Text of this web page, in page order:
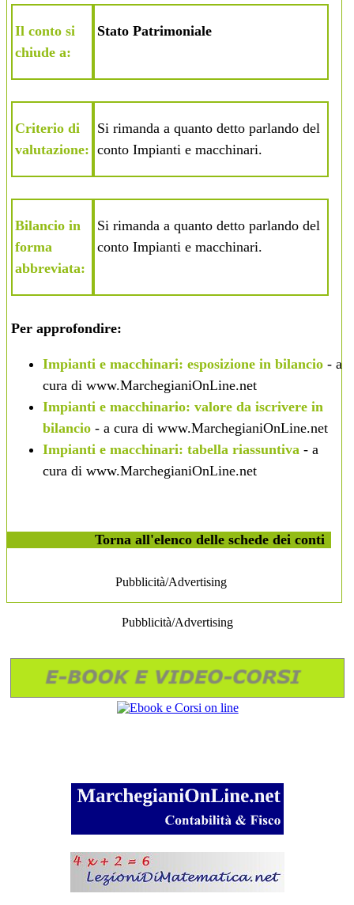
Il conto si
chiude a:
Stato Patrimoniale
Criterio di
valutazione:
Si rimanda a quanto detto parlando del
conto Impianti e macchinari.
Bilancio in
forma
abbreviata:
Si rimanda a quanto detto parlando del
conto Impianti e macchinari.
Per approfondire:
Impianti e macchinari: esposizione in bilancio - a
cura di www.MarchegianiOnLine.net
Impianti e macchinario: valore da iscrivere in
bilancio - a cura di www.MarchegianiOnLine.net
Impianti e macchinari: tabella riassuntiva - a
cura di www.MarchegianiOnLine.net
Torna all'elenco delle schede dei conti
Pubblicità/Advertising
Pubblicità/Advertising